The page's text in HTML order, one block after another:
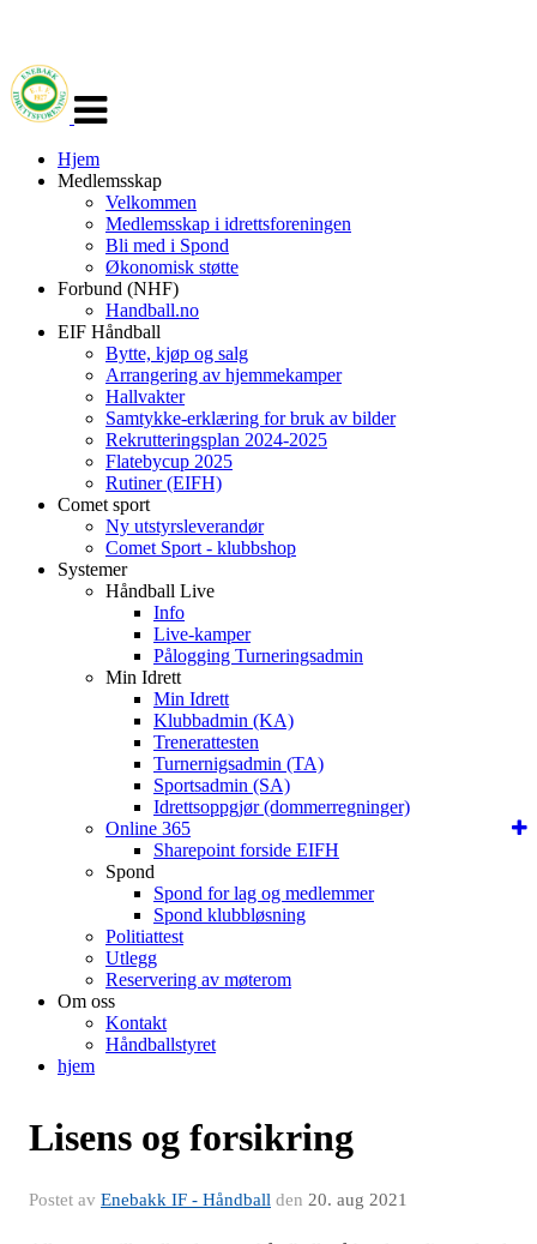
navigasjon
Hjem
Medlemsskap
Velkommen
Medlemsskap i idrettsforeningen
Bli med i Spond
Økonomisk støtte
Forbund (NHF)
Handball.no
EIF Håndball
Bytte, kjøp og salg
Arrangering av hjemmekamper
Hallvakter
Samtykke-erklæring for bruk av bilder
Rekrutteringsplan 2024-2025
Flatebycup 2025
Rutiner (EIFH)
Comet sport
Ny utstyrsleverandør
Comet Sport - klubbshop
Systemer
Håndball Live
Info
Live-kamper
Pålogging Turneringsadmin
Min Idrett
Min Idrett
Klubbadmin (KA)
Trenerattesten
Turnernigsadmin (TA)
Sportsadmin (SA)
Idrettsoppgjør (dommerregninger)
Online 365
Sharepoint forside EIFH
Spond
Spond for lag og medlemmer
Spond klubbløsning
Politiattest
Utlegg
Reservering av møterom
Om oss
Kontakt
Håndballstyret
hjem
Lisens og forsikring
Postet av Enebakk IF - Håndball den 20. aug 2021